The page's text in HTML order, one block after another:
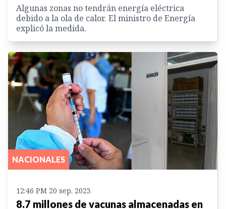
Algunas zonas no tendrán energía eléctrica
debido a la ola de calor. El ministro de Energía
explicó la medida.
NACIONALES
12:46 PM 20 sep. 2023
8.7 millones de vacunas almacenadas en